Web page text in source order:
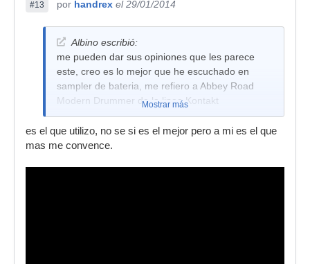
#13 por handrex el 29/01/2014
Albino escribió:
me pueden dar sus opiniones que les parece
este, creo es lo mejor que he escuchado en
sampler de bateria, me refiero a Abbey Road
Modern Drummer de la linea Kontakt
Mostrar más
es el que utilizo, no se si es el mejor pero a mi es el que
mas me convence.